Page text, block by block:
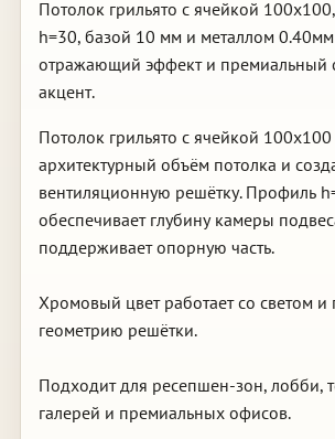
Потолок грильято с ячейкой
h=30, базой 10 мм и металлом
отражающий эффект и премиальный
акцент.
Потолок грильято с ячейкой 100х100
архитектурный объём потолка и
вентиляционную решётку. Профиль
обеспечивает глубину камеры
поддерживает опорную часть.
Хромовый цвет работает со светом и
геометрию решётки.
Подходит для ресепшен-зон, лобби,
галерей и премиальных офисов.